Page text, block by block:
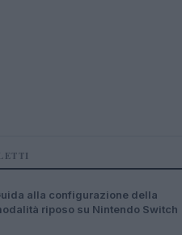
alla configurazione della
riposo su Nintendo Switch